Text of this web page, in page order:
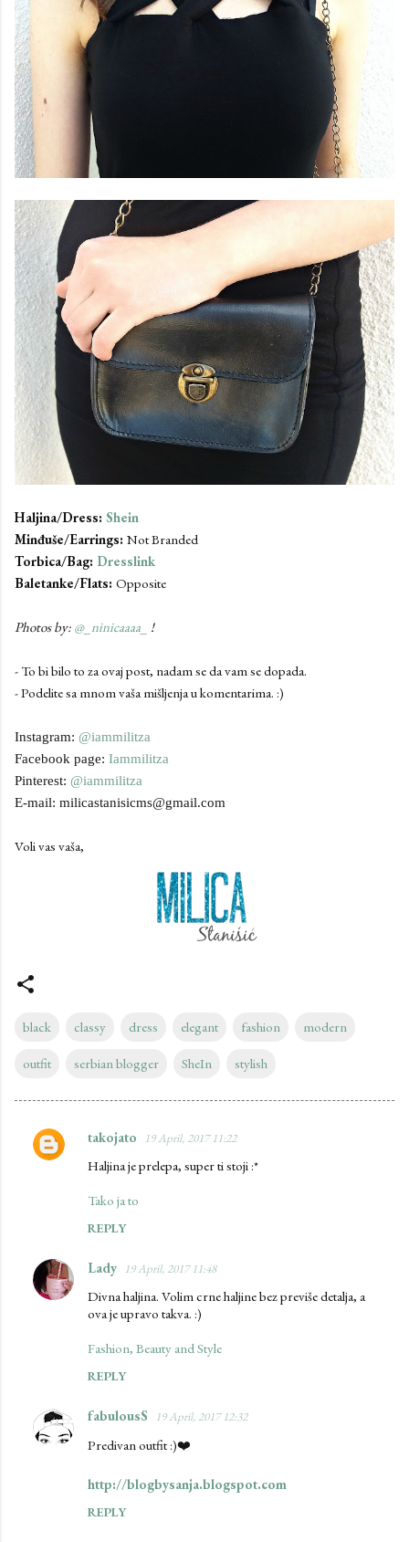
Haljina/Dress: Shein
Minđuše/Earrings: Not Branded
Torbica/Bag: Dresslink
Baletanke/Flats: Opposite
Photos by: @_ninicaaaa_ !
- To bi bilo to za ovaj post, nadam se da vam se dopada.
- Podelite sa mnom vaša mišljenja u komentarima. :)
Instagram: @iammilitza
Facebook page: Iammilitza
Pinterest: @iammilitza
E-mail: milicastanisicms@gmail.com
Voli vas vaša,
black classy dress elegant fashion modern
outfit serbian blogger SheIn stylish
C
n
t
takojato 19 April, 2017 11:22
Haljina je prelepa, super ti stoji :*
Tako ja to
REPLY
Lady 19 April, 2017 11:48
Divna haljina. Volim crne haljine bez previše detalja, a
ova je upravo takva. :)
Fashion, Beauty and Style
REPLY
fabulousS 19 April, 2017 12:32
Predivan outfit :)❤️️
http://blogbysanja.blogspot.com
REPLY